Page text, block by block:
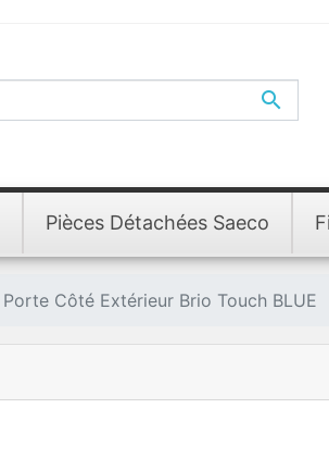

Pièces Détachées Saeco
Porte Côté Extérieur Brio Touch BLUE